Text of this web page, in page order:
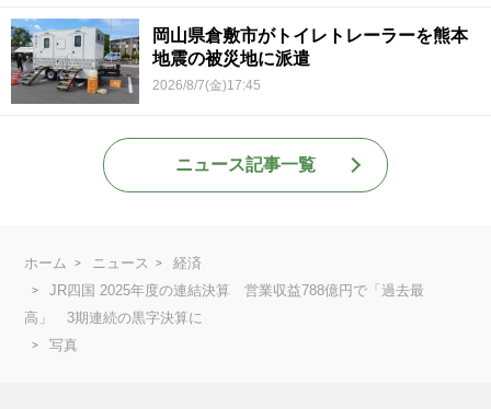
岡山県倉敷市がトイレトレーラーを熊本
地震の被災地に派遣
2026/8/7(金)17:45
ニュース記事一覧
ホーム ニュース
経済
JR四国 2025年度の連結決算 営業収益788億円で「過去最
高」 3期連続の黒字決算に
写真